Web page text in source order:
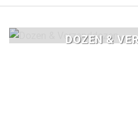
DOZEN &